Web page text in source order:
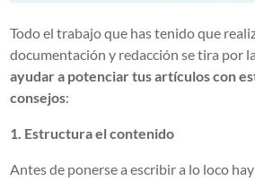
Todo el trabajo que has tenido que
documentación y redacción se tira por
ayudar a potenciar tus artículos con
consejos:
1. Estructura el contenido
Antes de ponerse a escribir a lo loco